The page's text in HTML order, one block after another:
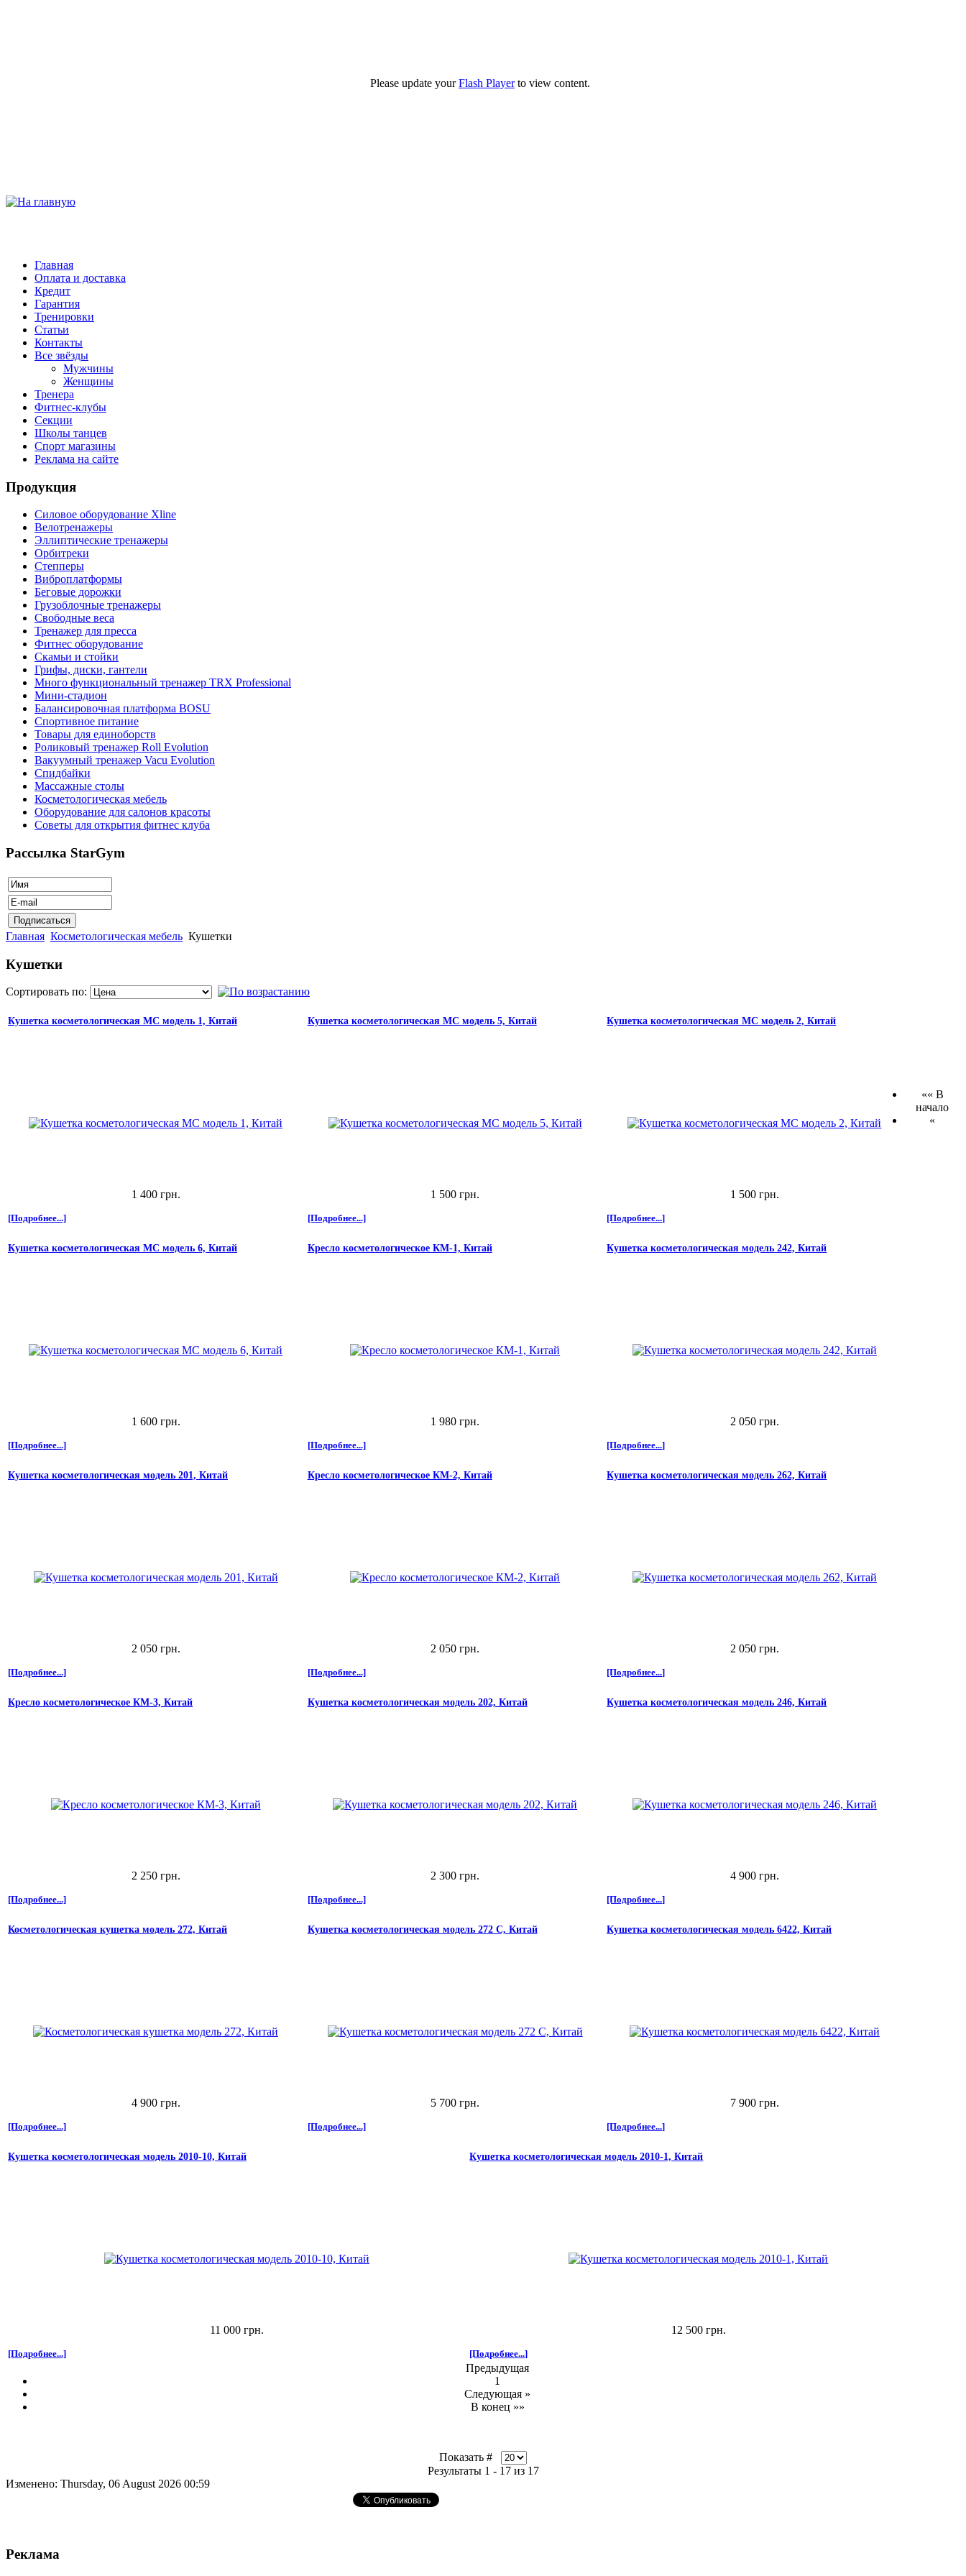
Please update yourFlash Playerto view content.
Главная
Оплата и доставка
Кредит
Гарантия
Тренировки
Статьи
Контакты
Все звёзды
Мужчины
Женщины
Тренера
Фитнес-клубы
Секции
Школы танцев
Спорт магазины
Реклама на сайте
Продукция
Силовое оборудование Xline
Велотренажеры
Эллиптические тренажеры
Орбитреки
Степперы
Виброплатформы
Беговые дорожки
Грузоблочные тренажеры
Свободные веса
Тренажер для пресса
Фитнес оборудование
Скамьи и стойки
Грифы, диски, гантели
Много функциональный тренажер TRX Professional
Мини-стадион
Балансировочная платформа BOSU
Спортивное питание
Товары для единоборств
Роликовый тренажер Roll Evolution
Вакуумный тренажер Vacu Evolution
Спидбайки
Массажные столы
Косметологическая мебель
Оборудование для салонов красоты
Советы для открытия фитнес клуба
Рассылка StarGym
Главная Косметологическая мебель Кушетки
Кушетки
Сортировать по:
Кушетка косметологическая МС модель 1, Китай
1 400 грн.
[Подробнее...]
Кушетка косметологическая МС модель 5, Китай
1 500 грн.
[Подробнее...]
Кушетка косметологическая МС модель 2, Китай
1 500 грн.
[Подробнее...]
Кушетка косметологическая МС модель 6, Китай
1 600 грн.
[Подробнее...]
Кресло косметологическое КМ-1, Китай
1 980 грн.
[Подробнее...]
Кушетка косметологическая модель 242, Китай
2 050 грн.
[Подробнее...]
Кушетка косметологическая модель 201, Китай
2 050 грн.
[Подробнее...]
Кресло косметологическое КМ-2, Китай
2 050 грн.
[Подробнее...]
Кушетка косметологическая модель 262, Китай
2 050 грн.
[Подробнее...]
Кресло косметологическое КМ-3, Китай
2 250 грн.
[Подробнее...]
Кушетка косметологическая модель 202, Китай
2 300 грн.
[Подробнее...]
Кушетка косметологическая модель 246, Китай
4 900 грн.
[Подробнее...]
Косметологическая кушетка модель 272, Китай
4 900 грн.
[Подробнее...]
Кушетка косметологическая модель 272 C, Китай
5 700 грн.
[Подробнее...]
Кушетка косметологическая модель 6422, Китай
7 900 грн.
[Подробнее...]
Кушетка косметологическая модель 2010-10, Китай
11 000 грн.
[Подробнее...]
Кушетка косметологическая модель 2010-1, Китай
12 500 грн.
[Подробнее...]
«« В
начало
«
Предыдущая
1
Следующая »
В конец »»
Показать #
Результаты 1 - 17 из 17
Изменено: Thursday, 06 August 2026 00:59
Реклама